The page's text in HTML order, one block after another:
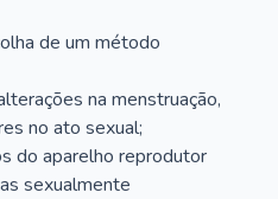
de um método
na menstruação,
no ato sexual;
do aparelho reprodutor
sexualmente